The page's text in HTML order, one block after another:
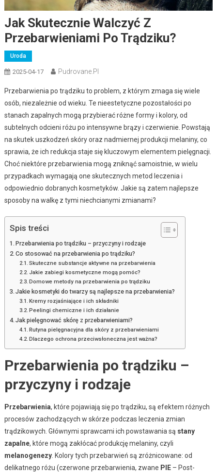
Jak Skutecznie Walczyć Z
Przebarwieniami Po Trądziku?
Uroda
2025-04-17 Pudrovane.pl
Przebarwienia po trądziku to problem, z którym zmaga się wiele
osób, niezależnie od wieku. Te nieestetyczne pozostałości po
stanach zapalnych mogą przybierać różne formy i kolory, od
subtelnych odcieni różu po intensywne brązy i czerwienie. Powstają
na skutek uszkodzeń skóry oraz nadmiernej produkcji melaniny, co
sprawia, że ich redukcja staje się kluczowym elementem pielęgnacji.
Choć niektóre przebarwienia mogą zniknąć samoistnie, w wielu
przypadkach wymagają one skutecznych metod leczenia i
odpowiednio dobranych kosmetyków. Jakie są zatem najlepsze
sposoby na walkę z tymi niechcianymi zmianami?
Spis treści
Przebarwienia po trądziku – przyczyny i rodzaje
Co stosować na przebarwienia po trądziku?
Skuteczne substancje aktywne na przebarwienia
Jakie zabiegi kosmetyczne mogą pomóc?
Domowe metody na przebarwienia po trądziku
Jakie kosmetyki do twarzy są najlepsze na przebarwienia?
Kremy rozjaśniające i ich składniki
Peelingi chemiczne i ich działanie
Jak pielęgnować skórę z przebarwieniami?
Rutyna pielęgnacyjna dla skóry z przebarwieniami
Dlaczego ochrona przeciwsłoneczna jest ważna?
Przebarwienia po trądziku –
przyczyny i rodzaje
Przebarwienia, które pojawiają się po trądziku, są efektem różnych
procesów zachodzących w skórze podczas leczenia zmian
trądzikowych. Głównymi sprawcami ich powstawania są stany
zapalne, które mogą zakłócać produkcję melaniny, czyli
melanogenezy. Kolory tych przebarwień są zróżnicowane: od
delikatnego różu (czerwone przebarwienia, zwane PIE– Post-